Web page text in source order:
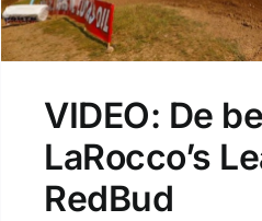
VIDEO: De
LaRocco’s
RedBud